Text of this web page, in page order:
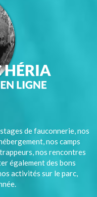
de fauconnerie, nos
nos camps
nos rencontres
également des bons
activités sur le parc,